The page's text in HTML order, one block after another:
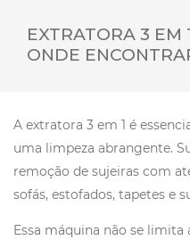
EXTRATORA 3 EM
ONDE
A extratora 3 em 1 é
uma limpeza abrangente.
remoção de sujeiras com
sofás, estofados, tapetes e
Essa máquina não se limita